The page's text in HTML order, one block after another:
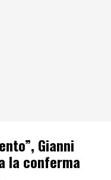
Gianni
la conferma